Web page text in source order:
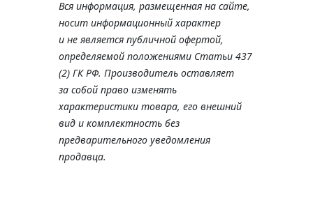
Вся информация, размещенная на сайте,
носит информационный характер
и не является публичной офертой,
определяемой положениями Статьи 437
(2) ГК РФ. Производитель оставляет
за собой право изменять
характеристики товара, его внешний
вид и комплектность без
предварительного уведомления
продавца.